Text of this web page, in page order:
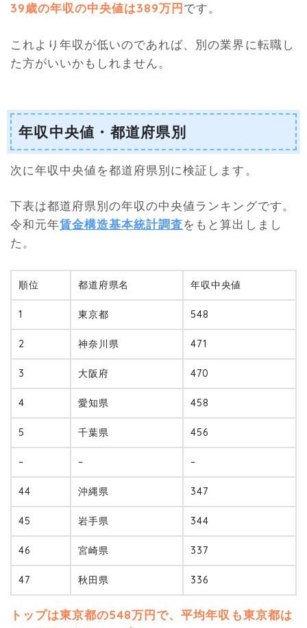
39歳の年収の中央値は389万円です。
これより年収が低いのであれば、別の業界に転職し
た方がいいかもしれません。
年収中央値・都道府県別
次に年収中央値を都道府県別に検証します。
下表は都道府県別の年収の中央値ランキングです。
令和元年賃金構造基本統計調査をもと算出しまし
た。
順位 都道府県名 年収中央値
1 東京都 548
2 神奈川県 471
3 大阪府 470
4 愛知県 458
5 千葉県 456
– – –
44 沖縄県 347
45 岩手県 344
46 宮崎県 337
47 秋田県 336
トップは東京都の548万円で、平均年収も東京都は